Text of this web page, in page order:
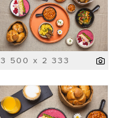
3 500 x 2 333